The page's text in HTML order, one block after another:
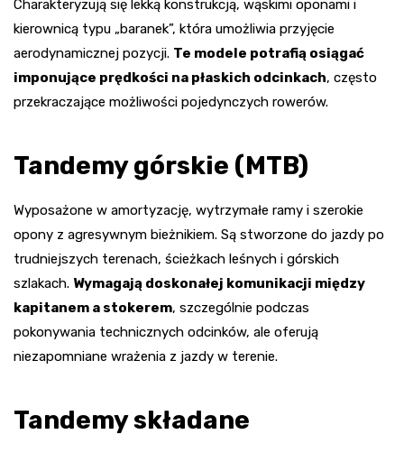
Charakteryzują się lekką konstrukcją, wąskimi oponami i
kierownicą typu „baranek”, która umożliwia przyjęcie
aerodynamicznej pozycji. Te modele potrafią osiągać
imponujące prędkości na płaskich odcinkach, często
przekraczające możliwości pojedynczych rowerów.
Tandemy górskie (MTB)
Wyposażone w amortyzację, wytrzymałe ramy i szerokie
opony z agresywnym bieżnikiem. Są stworzone do jazdy po
trudniejszych terenach, ścieżkach leśnych i górskich
szlakach. Wymagają doskonałej komunikacji między
kapitanem a stokerem, szczególnie podczas
pokonywania technicznych odcinków, ale oferują
niezapomniane wrażenia z jazdy w terenie.
Tandemy składane